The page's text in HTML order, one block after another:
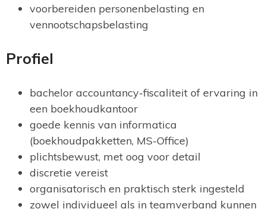
voorbereiden personenbelasting en
vennootschapsbelasting
Profiel
bachelor accountancy-fiscaliteit of ervaring in
een boekhoudkantoor
goede kennis van informatica
(boekhoudpakketten, MS-Office)
plichtsbewust, met oog voor detail
discretie vereist
organisatorisch en praktisch sterk ingesteld
zowel individueel als in teamverband kunnen